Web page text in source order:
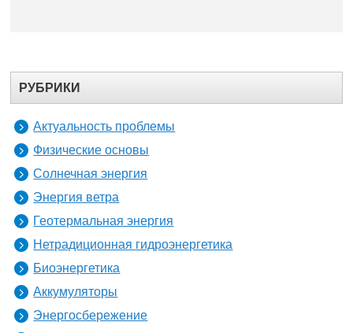
РУБРИКИ
Актуальность проблемы
Физические основы
Солнечная энергия
Энергия ветра
Геотермальная энергия
Нетрадиционная гидроэнергетика
Биоэнергетика
Аккумуляторы
Энергосбережение